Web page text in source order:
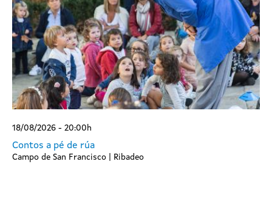
18/08/2026 - 20:00h
Contos a pé de rúa
Campo de San Francisco | Ribadeo